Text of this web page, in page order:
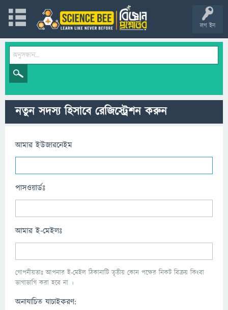
লগ ইন
নতুন সদস্য হিসাবে রেজিস্ট্রেশন করুন
আমার ইউজারনেইম
পাসওয়ার্ডঃ
আমার ই-মেইলঃ
গোপনীয়তাঃ আপনার ই-মেইল ঠিকানাটি তৃতীয় কোন পক্ষের নিকট বিক্রয় কিংবা
ভাগাভাগি করা হবে না ।
অনাযাচিত যাচাইকরণ: